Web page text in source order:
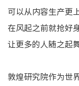
可以从内容生产更
在风起之前就抢好
让更多的人随之起
敦煌研究院作为世